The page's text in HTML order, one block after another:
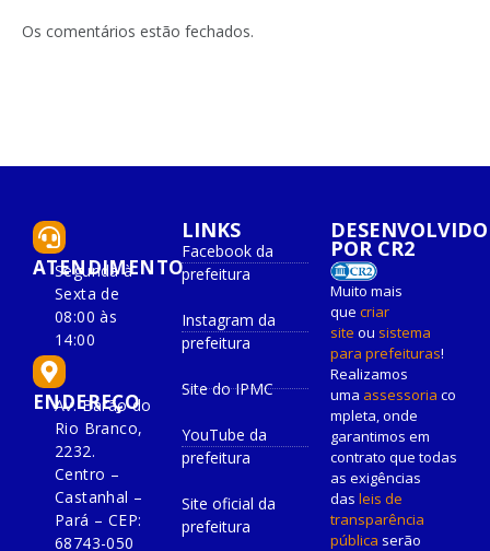
Os comentários estão fechados.
ATENDIMENTO
Segunda à
Sexta de
08:00 às
14:00
ENDEREÇO
Av. Barão do
Rio Branco,
2232.
Centro –
Castanhal –
Pará – CEP:
68743-050
LINKS
Facebook da
prefeitura
Instagram da
prefeitura
Site do IPMC
YouTube da
prefeitura
Site oficial da
prefeitura
DESENVOLVIDO
POR CR2
Muito mais
que criar
site ou sistema
para prefeituras!
Realizamos
uma assessoria co
mpleta, onde
garantimos em
contrato que todas
as exigências
das leis de
transparência
pública serão